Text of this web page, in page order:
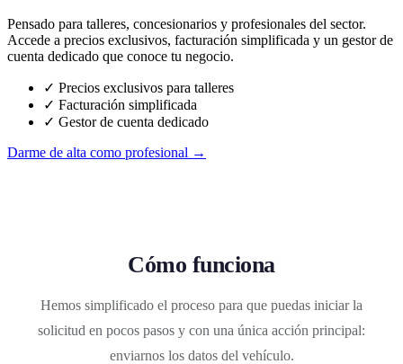
Pensado para talleres, concesionarios y profesionales del sector.
Accede a precios exclusivos, facturación simplificada y un gestor de
cuenta dedicado que conoce tu negocio.
✓ Precios exclusivos para talleres
✓ Facturación simplificada
✓ Gestor de cuenta dedicado
Darme de alta como profesional →
Cómo funciona
Hemos simplificado el proceso para que puedas iniciar la
solicitud en pocos pasos y con una única acción principal:
enviarnos los datos del vehículo.